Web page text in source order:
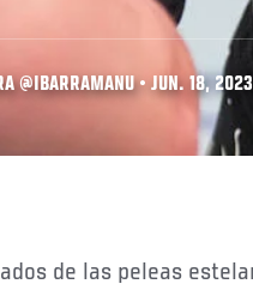
@IBARRAMANU • JUN. 18, 2023